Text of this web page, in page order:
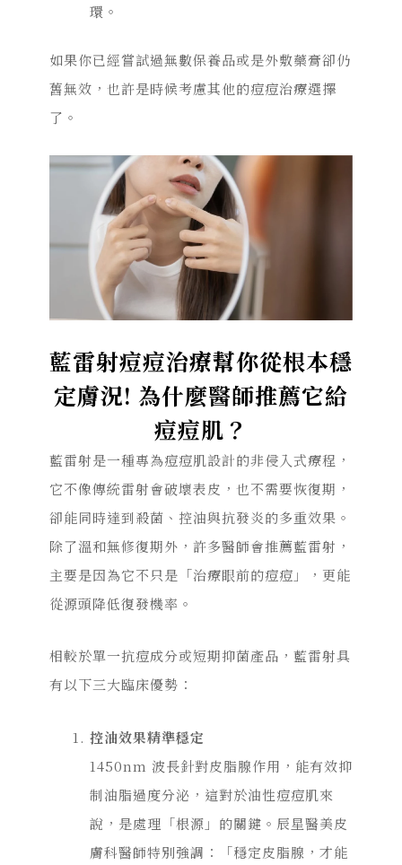
環。
如果你已經嘗試過無數保養品或是外敷藥膏卻仍
舊無效，也許是時候考慮其他的痘痘治療選擇
了。
藍雷射痘痘治療幫你從根本穩
定膚況! 為什麼醫師推薦它給
痘痘肌？
藍雷射是一種專為痘痘肌設計的非侵入式療程，
它不像傳統雷射會破壞表皮，也不需要恢復期，
卻能同時達到殺菌、控油與抗發炎的多重效果。
除了溫和無修復期外，許多醫師會推薦藍雷射，
主要是因為它不只是「治療眼前的痘痘」，更能
從源頭降低復發機率。
相較於單一抗痘成分或短期抑菌產品，藍雷射具
有以下三大臨床優勢：
控油效果精準穩定
1450nm 波長針對皮脂腺作用，能有效抑
制油脂過度分泌，這對於油性痘痘肌來
說，是處理「根源」的關鍵。辰星醫美皮
膚科醫師特別強調：「穩定皮脂腺，才能